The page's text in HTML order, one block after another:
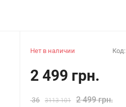
Нет в наличии Код:
2 499 грн.
36 3113 101 2 499 грн.